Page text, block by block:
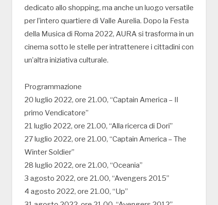
dedicato allo shopping, ma anche un luogo versatile
per l’intero quartiere di Valle Aurelia. Dopo la Festa
della Musica di Roma 2022, AURA si trasforma in un
cinema sotto le stelle per intrattenere i cittadini con
un’altra iniziativa culturale.
Programmazione
20 luglio 2022, ore 21.00, “Captain America – Il
primo Vendicatore”
21 luglio 2022, ore 21.00, “Alla ricerca di Dori”
27 luglio 2022, ore 21.00, “Captain America – The
Winter Soldier”
28 luglio 2022, ore 21.00, “Oceania”
3 agosto 2022, ore 21.00, “Avengers 2015”
4 agosto 2022, ore 21.00, “Up”